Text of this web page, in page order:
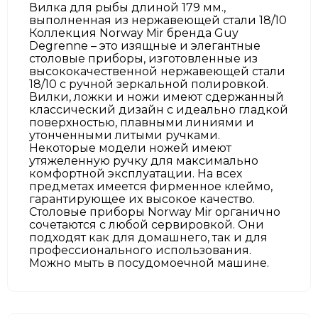
Вилка для рыбы длиной 179 мм.,
выполненная из нержавеющей стали 18/10
Коллекция Norway Mir бренда Guy
Degrenne – это изящные и элегантные
столовые приборы, изготовленные из
высококачественной нержавеющей стали
18/10 с ручной зеркальной полировкой.
Вилки, ложки и ножи имеют сдержанный
классический дизайн с идеально гладкой
поверхностью, плавными линиями и
утонченными литыми ручками.
Некоторые модели ножей имеют
утяжеленную ручку для максимально
комфортной эксплуатации. На всех
предметах имеется фирменное клеймо,
гарантирующее их высокое качество.
Столовые приборы Norway Mir органично
сочетаются с любой сервировкой. Они
подходят как для домашнего, так и для
профессионального использования.
Можно мыть в посудомоечной машине.